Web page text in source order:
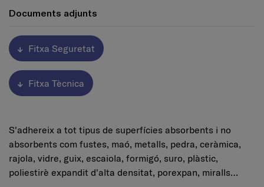
S'adhereix a tot tipus de superfícies absorbents i no
absorbents com fustes, maó, metalls, pedra, ceràmica,
rajola, vidre, guix, escaiola, formigó, suro, plàstic,
poliestirè expandit d'alta densitat, porexpan, miralls…
Documents adjunts
Fitxa Seguretat
Fitxa Tècnica